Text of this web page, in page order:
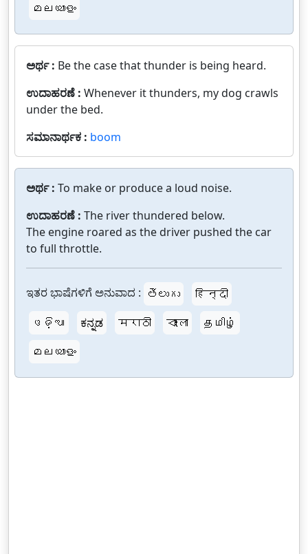
മലയാളം
ಅರ್ಥ : Be the case that thunder is being heard.
ಉದಾಹರಣೆ : Whenever it thunders, my dog crawls
under the bed.
ಸಮಾನಾರ್ಥಕ : boom
ಅರ್ಥ : To make or produce a loud noise.
ಉದಾಹರಣೆ : The river thundered below.
The engine roared as the driver pushed the car
to full throttle.
ಇತರ ಭಾಷೆಗಳಿಗೆ ಅನುವಾದ : తెలుగు
हिन्दी
ଓଡ଼ିଆ
ಕನ್ನಡ मराठी বাংলা
தமிழ்
മലയാളം